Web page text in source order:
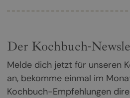
Der Kochbuch-
Melde dich jetzt für unseren
an, bekomme einmal im
Kochbuch-Empfehlungen